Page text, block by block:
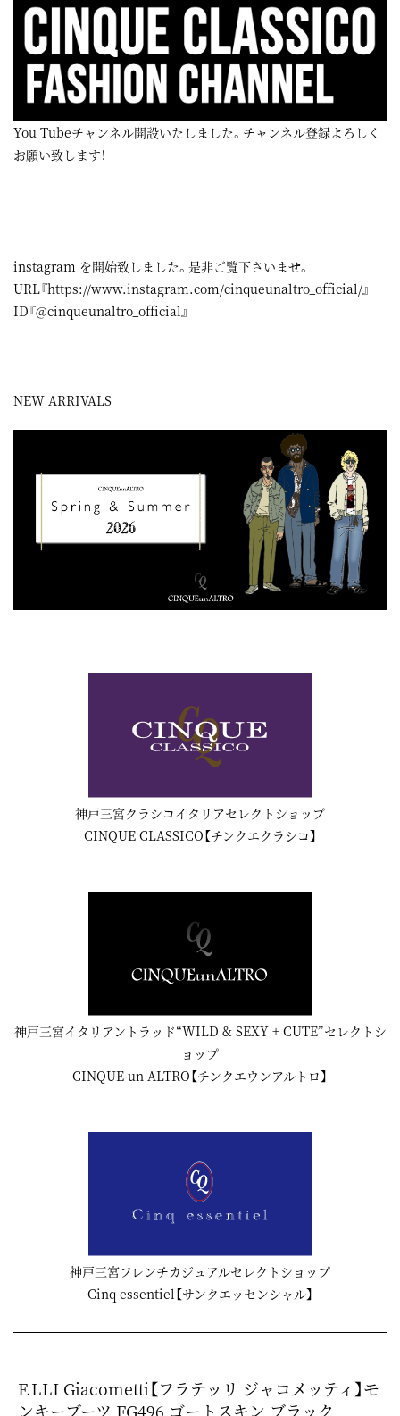
You Tubeチャンネル開設いたしました。チャンネル登録よろしく
お願い致します！
instagram を開始致しました。是非ご覧下さいませ。
URL『https://www.instagram.com/cinqueunaltro_official/』
ID『@cinqueunaltro_official』
NEW ARRIVALS
神戸三宮クラシコイタリアセレクトショップ
CINQUE CLASSICO【チンクエクラシコ】
神戸三宮イタリアントラッド“WILD & SEXY + CUTE”セレクトシ
ョップ
CINQUE un ALTRO【チンクエウンアルトロ】
神戸三宮フレンチカジュアルセレクトショップ
Cinq essentiel【サンクエッセンシャル】
F.LLI Giacometti【フラテッリ ジャコメッティ】モ
ンキーブーツ FG496 ゴートスキン ブラック